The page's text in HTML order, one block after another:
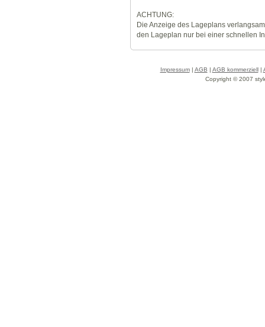
ACHTUNG:
Die Anzeige des Lageplans
den Lageplan nur bei einer schnellen
Impressum| AGB | AGB kommerziell|
Copyright © 2007